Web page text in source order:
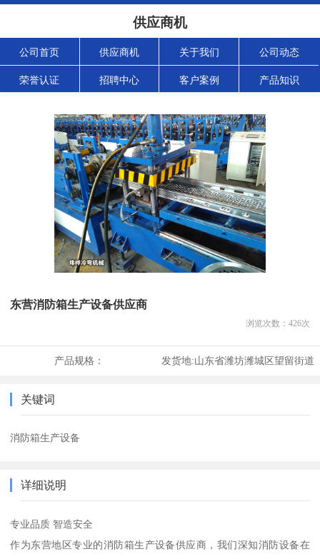
供应商机
公司首页 供应商机 关于我们 公司动态
荣誉认证 招聘中心 客户案例 产品知识
东营消防箱生产设备供应商
浏览次数： 426次
产品规格： 发货地:山东省潍坊潍城区望留街道
关键词
消防箱生产设备
详细说明
专业品质 智造安全
作为东营地区专业的消防箱生产设备供应商，我们深知消防设备在